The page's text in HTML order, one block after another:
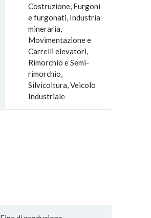
Costruzione, Furgoni
e furgonati, Industria
mineraria,
Movimentazione e
Carrelli elevatori,
Rimorchio e Semi-
rimorchio,
Silvicoltura, Veicolo
Industriale